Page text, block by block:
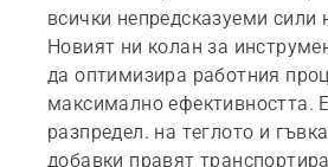
всички непредсказуеми сили
Новият ни колан за
да оптимизира работния
максимално ефективността.
разпредел. на теглото и
добавки правят